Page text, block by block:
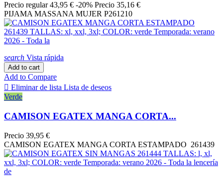
Precio regular 43,95 € -20% Precio 35,16 €
PIJAMA MASSANA MUJER P261210
search Vista rápida
Add to cart
Add to Compare
 Eliminar de lista Lista de deseos
Verde
CAMISON EGATEX MANGA CORTA...
Precio 39,95 €
CAMISON EGATEX MANGA CORTA ESTAMPADO 261439